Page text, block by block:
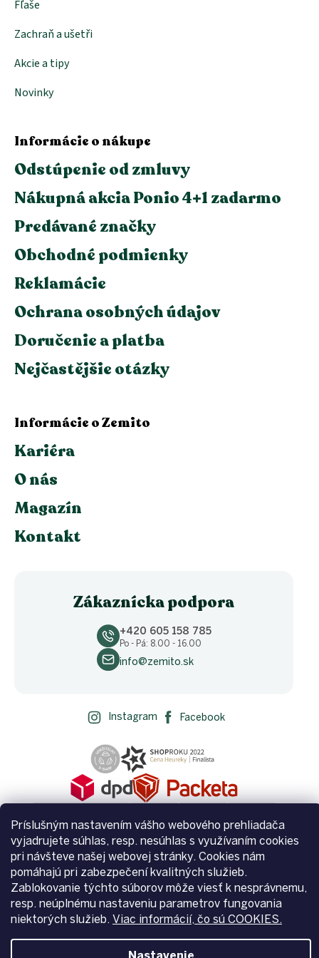
Príslušným nastavením vášho webového prehliadača
vyjadrujete súhlas, resp. nesúhlas s využívaním cookies
pri návšteve našej webovej stránky. Cookies nám
pomáhajú pri zabezpečení kvalitných služieb.
Zablokovanie týchto súborov môže viesť k nesprávnemu,
resp. neúplnému nastaveniu parametrov fungovania
niektorých služieb. Viac informácií, čo sú COOKIES.
Fľaše
Zachraň a ušetři
Akcie a tipy
Novinky
Informácie o nákupe
Odstúpenie od zmluvy
Nákupná akcia Ponio 4+1 zadarmo
Predávané značky
Obchodné podmienky
Reklamácie
Ochrana osobných údajov
Doručenie a platba
Nejčastějšie otázky
Informácie o Zemito
Kariéra
O nás
Magazín
Kontakt
Zákaznícka podpora
+420 605 158 785
Po - Pá: 8.00 - 16.00
info@zemito.sk
Instagram Facebook
Vytvoril Shoptet
Copyright 2026Zemito.sk. Všetky práva vyhradené.Upraviť
nastavenie cookies